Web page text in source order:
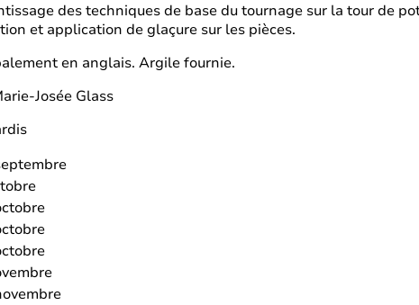
des techniques de base du tournage sur la tour de
et application de glaçure sur les pièces.
en anglais. Argile fournie.
Josée Glass